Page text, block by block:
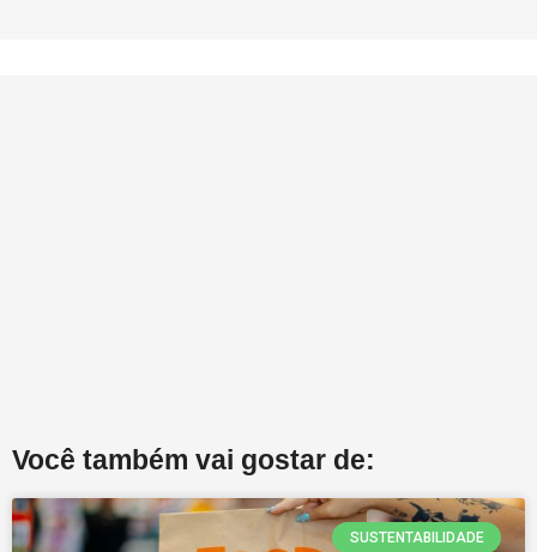
Você também vai gostar de:
SUSTENTABILIDADE